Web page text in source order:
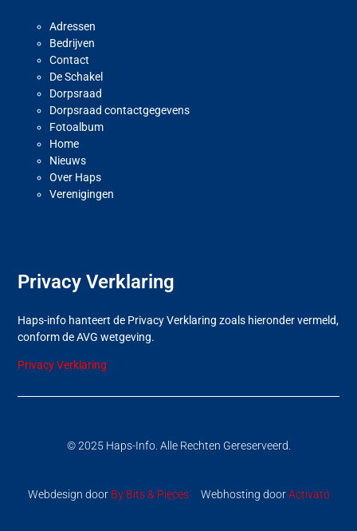
Adressen
Bedrijven
Contact
De Schakel
Dorpsraad
Dorpsraad contactgegevens
Fotoalbum
Home
Nieuws
Over Haps
Verenigingen
Privacy Verklaring
Haps-info hanteert de Privacy Verklaring zoals hieronder vermeld,
conform de AVG wetgeving.
Privacy Verklaring
© 2025 Haps-Info. Alle Rechten Gereserveerd.
Webdesign door By Bits & PiecesWebhosting doorActivato